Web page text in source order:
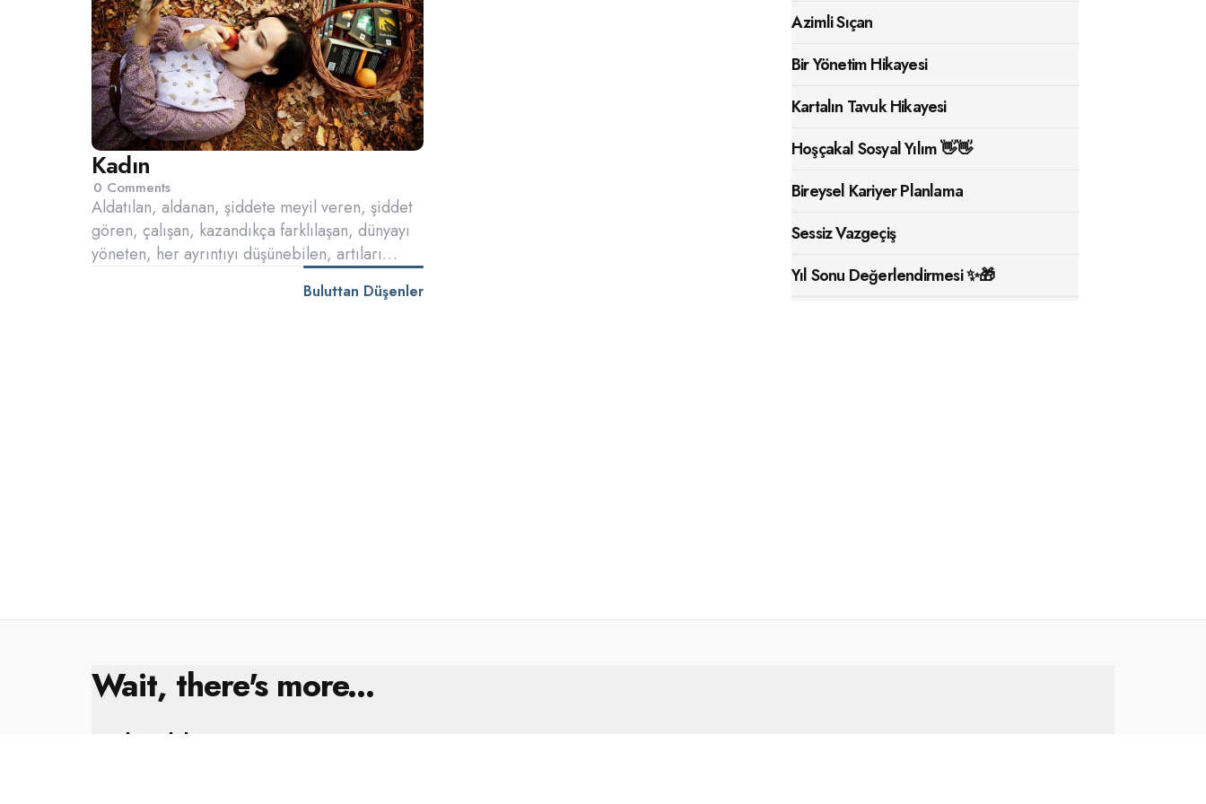
Kadın
0 Comments
Aldatılan, aldanan, şiddete meyil veren, şiddet
gören, çalışan, kazandıkça farklılaşan, dünyayı
yöneten, her ayrıntıyı düşünebilen, artıları…
Buluttan Düşenler
Azimli Sıçan
Bir Yönetim Hikayesi
Kartalın Tavuk Hikayesi
Hoşçakal Sosyal Yılım 👋👋
Bireysel Kariyer Planlama
Sessiz Vazgeçiş
Yıl Sonu Değerlendirmesi ✨🎁
Wait, there's more...
Kral Çıplak